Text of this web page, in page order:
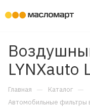
LYNXauto
Главная — Каталог —
Автомобильные фильтры